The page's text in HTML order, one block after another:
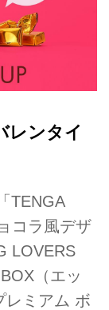
レンタイ
TENGA
コラ風デザ
LOVERS
（エッ
レミアム ボ